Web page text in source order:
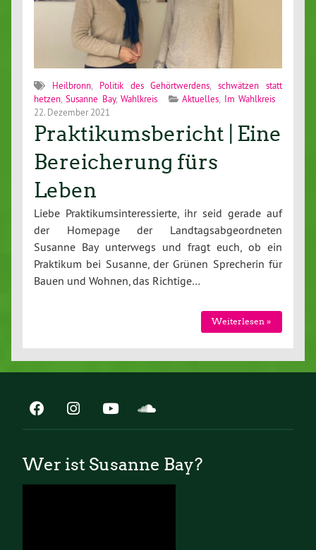
Heilbronn, Politik des Gehörtwerdens ,schwätzen statt
hetzen ,Susanne Bay,Wahlkreis Aktuelles Im Wahlkreis
22. Dezember 2021
Praktikumsbericht | Eine
Bereicherung fürs
Leben
Liebe Praktikumsinteressierte, ihr seid gerade auf
der Homepage der Landtagsabgeordneten
Susanne Bay unterwegs und fragt euch, ob ein
Praktikum bei Susanne, der Grünen Sprecherin für
Bauen und Wohnen, das Richtige…
Weiterlesen »
Wer ist Susanne Bay?